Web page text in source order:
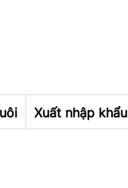
Xuất nhập khẩu